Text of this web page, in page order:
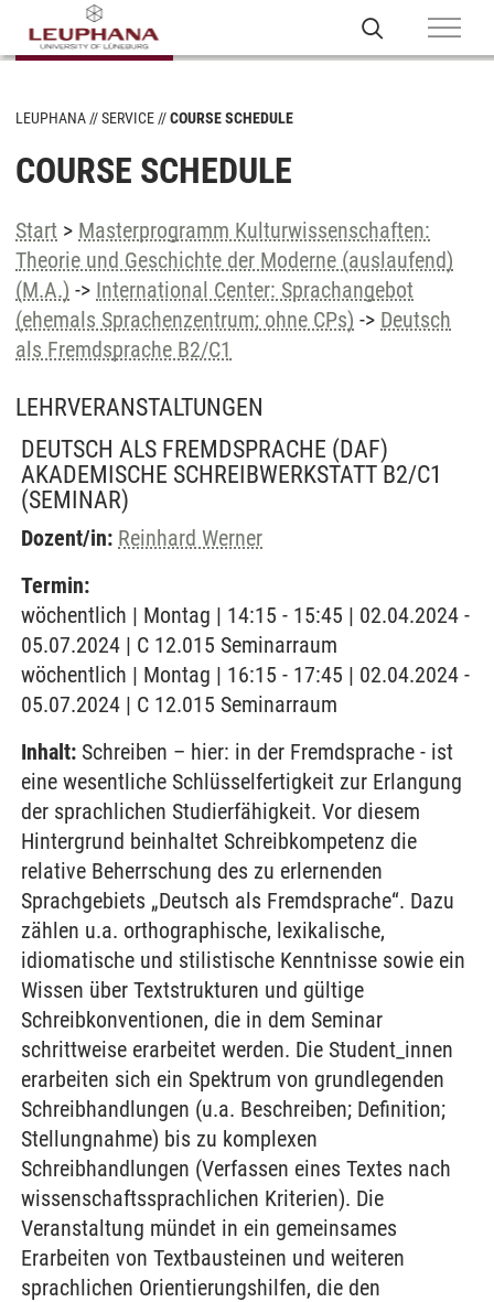
LEUPHANA SERVICE COURSE SCHEDULE
COURSE SCHEDULE
Start > Masterprogramm Kulturwissenschaften:
Theorie und Geschichte der Moderne (auslaufend)
(M.A.) -> International Center: Sprachangebot
(ehemals Sprachenzentrum; ohne CPs) -> Deutsch
als Fremdsprache B2/C1
LEHRVERANSTALTUNGEN
DEUTSCH ALS FREMDSPRACHE (DAF)
AKADEMISCHE SCHREIBWERKSTATT B2/C1
(SEMINAR)
Dozent/in: Reinhard Werner
Termin:
wöchentlich | Montag | 14:15 - 15:45 | 02.04.2024 -
05.07.2024 | C 12.015 Seminarraum
wöchentlich | Montag | 16:15 - 17:45 | 02.04.2024 -
05.07.2024 | C 12.015 Seminarraum
Inhalt: Schreiben – hier: in der Fremdsprache - ist
eine wesentliche Schlüsselfertigkeit zur Erlangung
der sprachlichen Studierfähigkeit. Vor diesem
Hintergrund beinhaltet Schreibkompetenz die
relative Beherrschung des zu erlernenden
Sprachgebiets „Deutsch als Fremdsprache“. Dazu
zählen u.a. orthographische, lexikalische,
idiomatische und stilistische Kenntnisse sowie ein
Wissen über Textstrukturen und gültige
Schreibkonventionen, die in dem Seminar
schrittweise erarbeitet werden. Die Student_innen
erarbeiten sich ein Spektrum von grundlegenden
Schreibhandlungen (u.a. Beschreiben; Definition;
Stellungnahme) bis zu komplexen
Schreibhandlungen (Verfassen eines Textes nach
wissenschaftssprachlichen Kriterien). Die
Veranstaltung mündet in ein gemeinsames
Erarbeiten von Textbausteinen und weiteren
sprachlichen Orientierungshilfen, die den